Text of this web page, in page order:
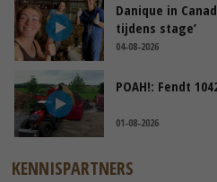
Danique in
tijdens stage’
04-08-2026
POAH!: Fendt
01-08-2026
KENNISPARTNERS